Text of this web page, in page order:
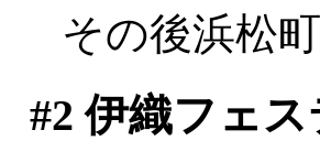
その後浜松
#2 伊織フェス